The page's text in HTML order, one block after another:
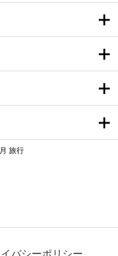
旅行
バシーポリシー